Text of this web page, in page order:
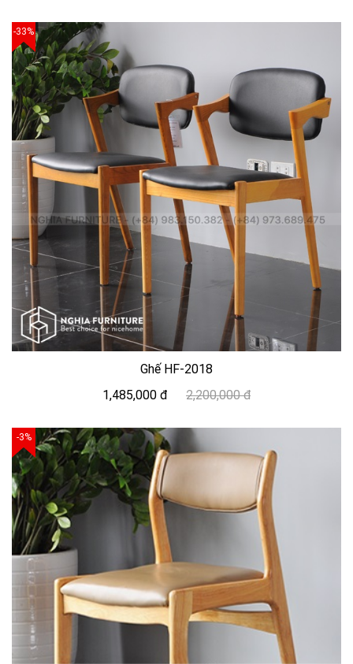
-33%
Ghế HF-2018
1,485,000 đ
2,200,000 đ
-3%